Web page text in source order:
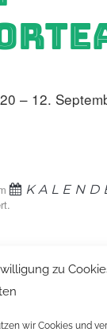
zu
wir Cookies und
– 12.
VON: